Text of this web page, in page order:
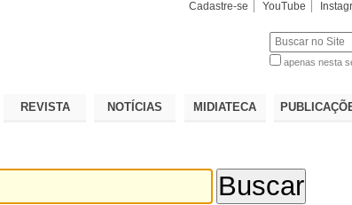
Cadastre-se YouTube
apenas nesta
REVISTA NOTÍCIAS MIDIATECA